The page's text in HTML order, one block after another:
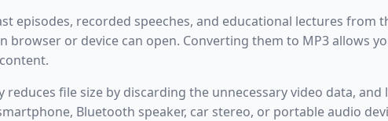
episodes, recorded speeches, and educational lectures from
browser or device can open. Converting them to MP3 allows
file size by discarding the unnecessary video data,
Bluetooth speaker, car stereo, or portable audio